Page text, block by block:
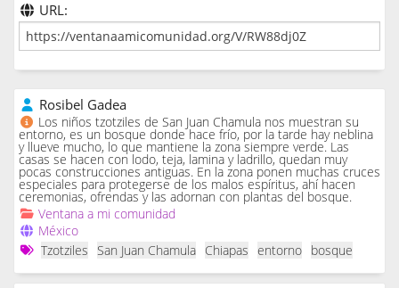
URL:
Rosibel Gadea
Los niños tzotziles de San Juan Chamula nos muestran su
entorno, es un bosque donde hace frío, por la tarde hay neblina
y llueve mucho, lo que mantiene la zona siempre verde. Las
casas se hacen con lodo, teja, lamina y ladrillo, quedan muy
pocas construcciones antiguas. En la zona ponen muchas cruces
especiales para protegerse de los malos espíritus, ahí hacen
ceremonias, ofrendas y las adornan con plantas del bosque.
Ventana a mi comunidad
México
Tzotziles
San Juan Chamula Chiapas entorno bosque